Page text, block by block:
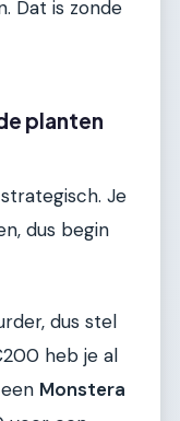
Dat is zonde
planten
Je
dus begin
dus stel
heb je al
Monstera